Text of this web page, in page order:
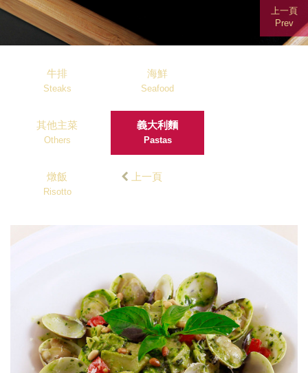
牛排
Steaks
海鮮
Seafood
其他主菜
Others
義大利麵
Pastas
燉飯
Risotto
上一頁
上一頁
Prev